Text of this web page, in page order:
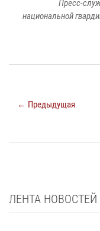
Пресс-
национальной
← Предыдущая
ЛЕНТА НОВОСТЕЙ